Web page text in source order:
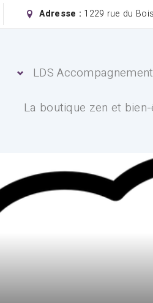
Adresse : 1229 rue du
LDS Accompagnement
La boutique zen et